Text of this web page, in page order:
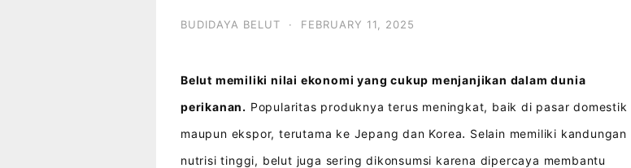
BUDIDAYA BELUT · FEBRUARY 11, 2025
Belut memiliki nilai ekonomi yang cukup menjanjikan dalam dunia
perikanan. Popularitas produknya terus meningkat, baik di pasar domestik
maupun ekspor, terutama ke Jepang dan Korea. Selain memiliki kandungan
nutrisi tinggi, belut juga sering dikonsumsi karena dipercaya membantu